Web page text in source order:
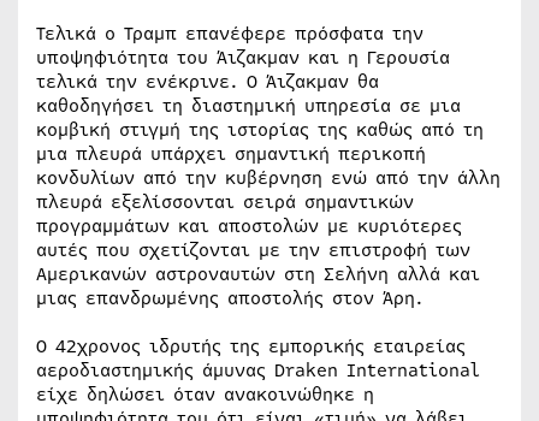
Τελικά ο Τραμπ επανέφερε πρόσφατα την
υποψηφιότητα του Άιζακμαν και η Γερουσία
τελικά την ενέκρινε. Ο Άιζακμαν θα
καθοδηγήσει τη διαστημική υπηρεσία σε μια
κομβική στιγμή της ιστορίας της καθώς από τη
μια πλευρά υπάρχει σημαντική περικοπή
κονδυλίων από την κυβέρνηση ενώ από την άλλη
πλευρά εξελίσσονται σειρά σημαντικών
προγραμμάτων και αποστολών με κυριότερες
αυτές που σχετίζονται με την επιστροφή των
Αμερικανών αστροναυτών στη Σελήνη αλλά και
μιας επανδρωμένης αποστολής στον Άρη.
Ο 42χρονος ιδρυτής της εμπορικής εταιρείας
αεροδιαστημικής άμυνας Draken International
είχε δηλώσει όταν ανακοινώθηκε η